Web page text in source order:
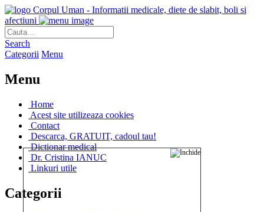
Corpul Uman - Informatii medicale, diete de slabit, boli si
afectiuni
Search
Categorii Menu
Menu
Home
Acest site utilizeaza cookies
Contact
Descarca, GRATUIT, cadoul tau!
Dictionar medical
Dr. Cristina IANUC
Linkuri utile
Categorii